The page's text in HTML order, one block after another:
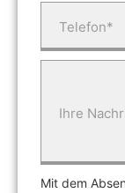
Telefon*
Ihre
Mit dem